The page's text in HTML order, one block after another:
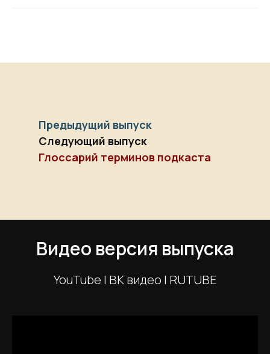
Предыдущий выпуск
Следующий выпуск
Глоссарий терминов подкаста
Видео версия выпуска
YouTube | ВК видео | RUTUBE